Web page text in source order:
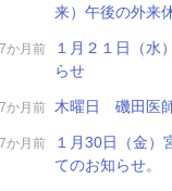
来）午後の外来
7か月前
１月２１日（水
らせ
7か月前 木曜日 磯田医
7か月前
１月30日（金）
てのお知らせ。